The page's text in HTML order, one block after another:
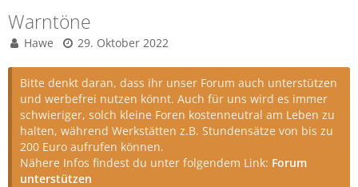
Warntöne
Hawe 29. Oktober 2022
Bitte denkt daran, dass ihr unser Forum auch unterstützen
und werbefrei nutzen könnt. Auch für uns wird es immer
schwieriger, solch kleine Foren kostenneutral am Leben zu
halten, während Werkstätten z.B. Stundensätze von bis zu
200 Euro aufrufen können.
Nähere Infos findest du unter folgendem Link: Forum
unterstützen